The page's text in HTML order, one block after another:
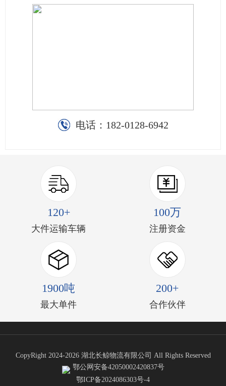
电话： 182-0128-6942
120+
大件运输车辆
100万
注册资金
1900吨
最大单件
200+
合作伙伴
CopyRight 2024-2026 湖北长鲸物流有限公司 All Rights Reserved
鄂公网安备42050002420837号
鄂ICP备2024086303号-4